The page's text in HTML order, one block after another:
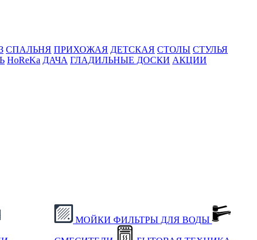
СПАЛЬНЯ ПРИХОЖАЯ ДЕТСКАЯ СТОЛЫ СТУЛЬЯ
HoReKa ДАЧА ГЛАДИЛЬНЫЕ ДОСКИ АКЦИИ
МОЙКИ ФИЛЬТРЫ ДЛЯ ВОДЫ